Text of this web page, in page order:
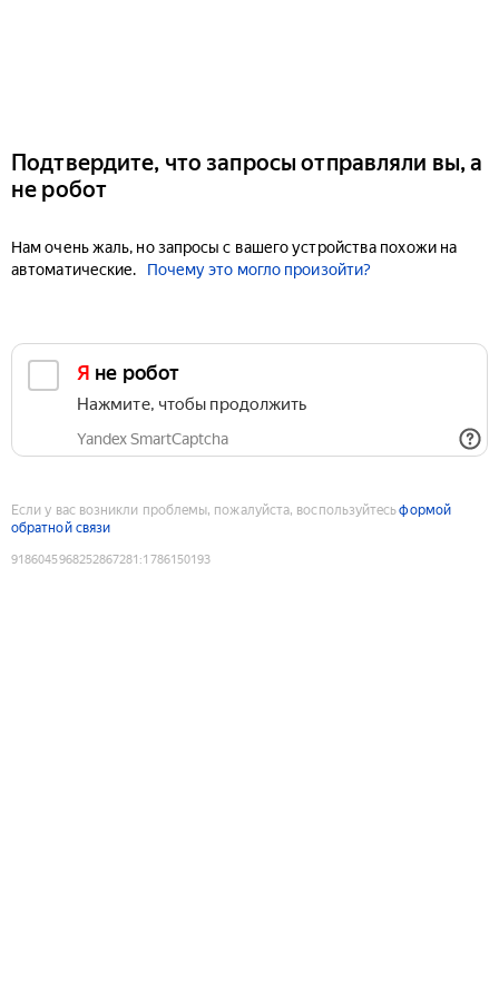
Подтвердите, что запросы отправляли вы, а
не робот
Нам очень жаль, но запросы с вашего устройства похожи на
автоматические.
Почему это могло произойти?
Я не робот
Нажмите, чтобы продолжить
Yandex SmartCaptcha
Если у вас возникли проблемы, пожалуйста, воспользуйтесьформой
обратной связи
9186045968252867281 :1786150193